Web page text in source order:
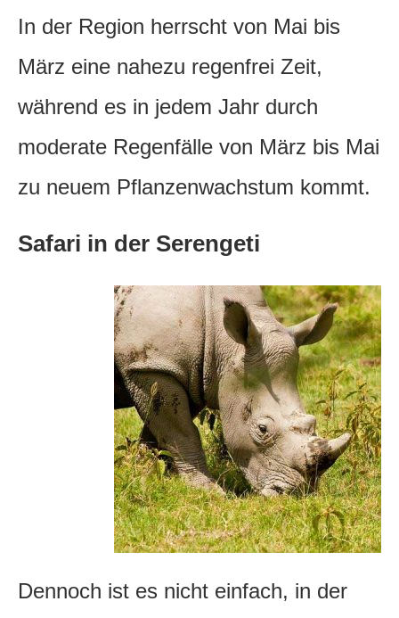
In der Region herrscht von Mai bis
März eine nahezu regenfrei Zeit,
während es in jedem Jahr durch
moderate Regenfälle von März bis Mai
zu neuem Pflanzenwachstum kommt.
Safari in der Serengeti
Dennoch ist es nicht einfach, in der